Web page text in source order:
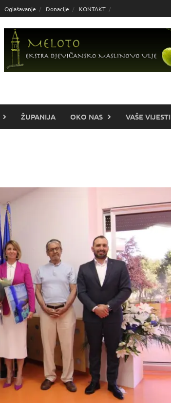
Oglašavanje Donacije KONTAKT
ŽUPANIJA OKO NAS VAŠE VIJESTI